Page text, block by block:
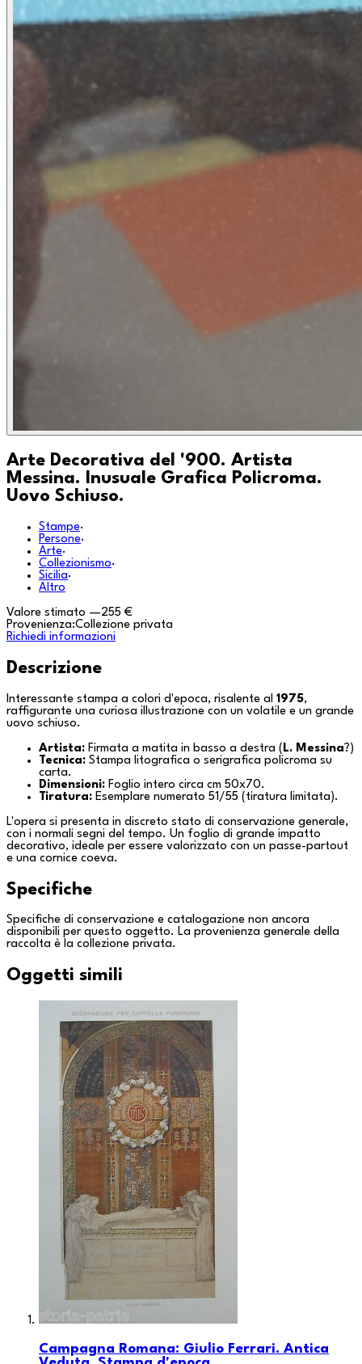
Arte Decorativa del '900. Artista
Messina. Inusuale Grafica Policroma.
Uovo Schiuso.
Stampe·
Persone·
Arte·
Collezionismo·
Sicilia·
Altro
Valore stimato —255 €
Provenienza:Collezione privata
Richiedi informazioni
Descrizione
Interessante stampa a colori d'epoca, risalente al 1975,
raffigurante una curiosa illustrazione con un volatile e un grande
uovo schiuso.
Artista: Firmata a matita in basso a destra ( L. Messina?)
Tecnica: Stampa litografica o serigrafica policroma su
carta.
Dimensioni: Foglio intero circa cm 50x70.
Tiratura: Esemplare numerato 51/55 (tiratura limitata).
L'opera si presenta in discreto stato di conservazione generale,
con i normali segni del tempo. Un foglio di grande impatto
decorativo, ideale per essere valorizzato con un passe-partout
e una cornice coeva.
Specifiche
Specifiche di conservazione e catalogazione non ancora
disponibili per questo oggetto. La provenienza generale della
raccolta è la collezione privata.
Oggetti simili
Campagna Romana: Giulio Ferrari. Antica